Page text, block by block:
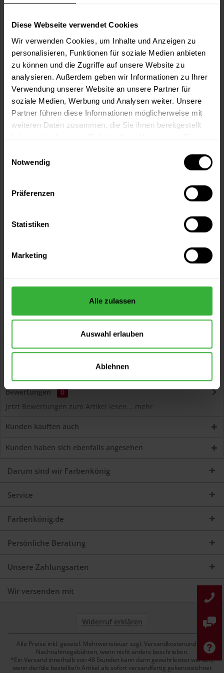
Diese Webseite verwendet Cookies
Wir verwenden Cookies, um Inhalte und Anzeigen zu
personalisieren, Funktionen für soziale Medien anbieten
zu können und die Zugriffe auf unsere Website zu
analysieren. Außerdem geben wir Informationen zu Ihrer
Verwendung unserer Website an unsere Partner für
soziale Medien, Werbung und Analysen weiter. Unsere
Partner führen diese Informationen möglicherweise mit
weiteren Daten zusammen, die Sie ihnen bereitgestellt
Notwendig
Präferenzen
Statistiken
Marketing
Alle zulassen
Auswahl erlauben
Ablehnen
Wie viele m² wollen Sie bearbeiten?
m²
In denWarenkorb
Fragen zum Artikel?
Sie möchten eine größere Menge kaufen
Versand innerhalb von 48h*
Beschreibung
Volvox Espressivo Lehmfarbe (Blau) Lösemittelfreier,
dauerelastischer Wand- und Deckenanstrich...
Bewertungen
0
Jetzt Bewertungen zum Artikel lesen... mehr
Kunden kauften auch
Kunden haben sich ebenfalls angesehen
Darum sind wir Farbenkönig
Service
Farbenkönig.de
Persönliche Beratung
Unsere Zahlungsarten
Wir versenden mit
Widerruf erklären
Alle Preise inkl. gesetzl. Mehrwertsteuer zzgl. Versandkostenund ggf.
Nachnahmegebühren, wenn nicht anders beschrieben.
*Ein Versand innerhalb von 48 Stunden kann dann gewährleistet werden,
wenn der/die bestellte/n Artikel als sofort versandfertig gekennzeichnet